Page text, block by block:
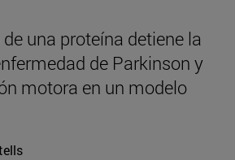
una proteína detiene la
de Parkinson y
motora en un modelo